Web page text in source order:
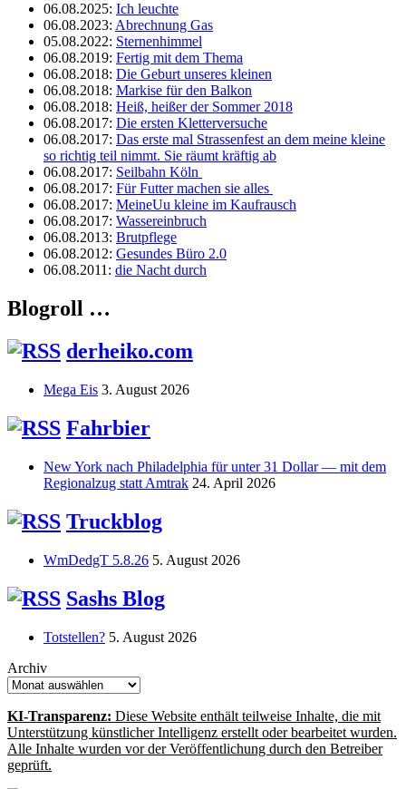
06.08.2025: Ich leuchte
06.08.2023: Abrechnung Gas
05.08.2022: Sternenhimmel
06.08.2019: Fertig mit dem Thema
06.08.2018: Die Geburt unseres kleinen
06.08.2018: Markise für den Balkon
06.08.2018: Heiß, heißer der Sommer 2018
06.08.2017: Die ersten Kletterversuche
06.08.2017: Das erste mal Strassenfest an dem meine kleine
so richtig teil nimmt. Sie räumt kräftig ab
06.08.2017: Seilbahn Köln
06.08.2017: Für Futter machen sie alles
06.08.2017: MeineUu kleine im Kaufrausch
06.08.2017: Wassereinbruch
06.08.2013: Brutpflege
06.08.2012: Gesundes Büro 2.0
06.08.2011: die Nacht durch
Blogroll …
derheiko.com
Mega Eis 3. August 2026
Fahrbier
New York nach Philadelphia für unter 31 Dollar — mit dem
Regionalzug statt Amtrak 24. April 2026
Truckblog
WmDedgT 5.8.26 5. August 2026
Sashs Blog
Totstellen? 5. August 2026
Archiv
KI-Transparenz: Diese Website enthält teilweise Inhalte, die mit
Unterstützung künstlicher Intelligenz erstellt oder bearbeitet wurden.
Alle Inhalte wurden vor der Veröffentlichung durch den Betreiber
geprüft.